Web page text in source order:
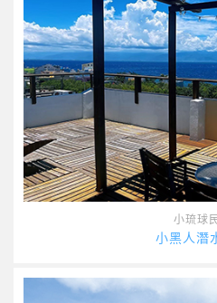
小琉球
小黑人潛